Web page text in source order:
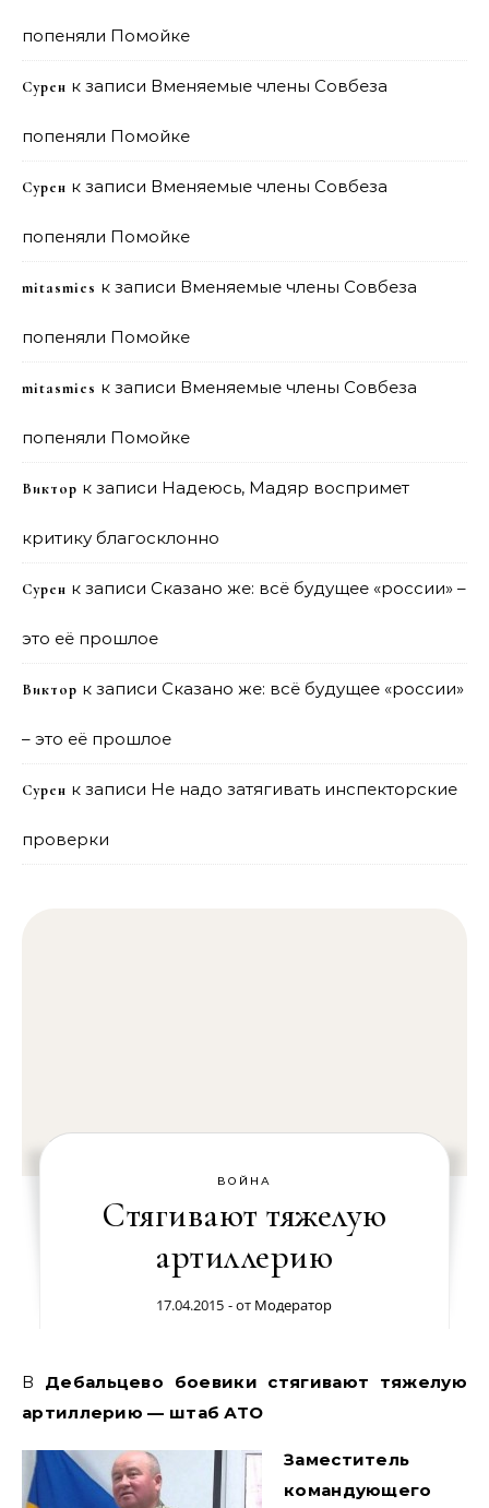
попеняли Помойке
Сурен к записи Вменяемые члены Совбеза
попеняли Помойке
Сурен к записи Вменяемые члены Совбеза
попеняли Помойке
mitasmies к записи Вменяемые члены Совбеза
попеняли Помойке
mitasmies к записи Вменяемые члены Совбеза
попеняли Помойке
Виктор к записи Надеюсь, Мадяр воспримет
критику благосклонно
Сурен к записи Сказано же: всё будущее «россии» –
это её прошлое
Виктор к записи Сказано же: всё будущее «россии»
– это её прошлое
Сурен к записи Не надо затягивать инспекторские
проверки
ВОЙНА
Стягивают тяжелую
артиллерию
17.04.2015 - от Модератор
В Дебальцево боевики стягивают тяжелую
артиллерию — штаб АТО
Заместитель
командующего